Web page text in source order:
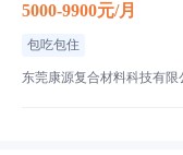
5000-9900元/月
包吃包住
东莞康源复合材料科技有限